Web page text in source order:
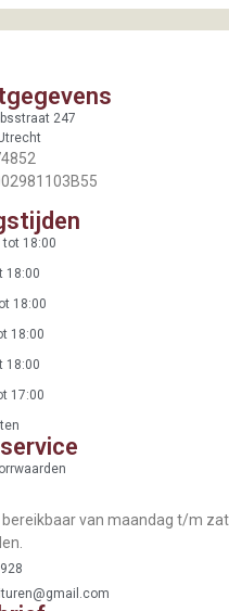
247
tot 18:00
18:00
18:00
18:00
18:00
17:00
van maandag t/m